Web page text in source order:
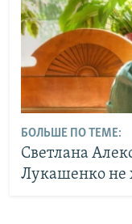
БОЛЬШЕ ПО ТЕМЕ:
Светлана
Лукашенко не